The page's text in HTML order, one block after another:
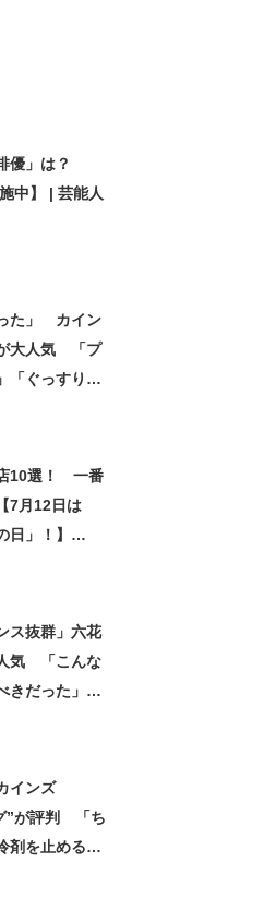
優」は？
中】 | 芸能人
た」 カイン
大人気 「プ
「ぐっすり眠
10選！ 一番
7月12日は
日」！】
ス抜群」六花
気 「こんな
きだった」
インズ
”が評判 「ち
剤を止めるベ